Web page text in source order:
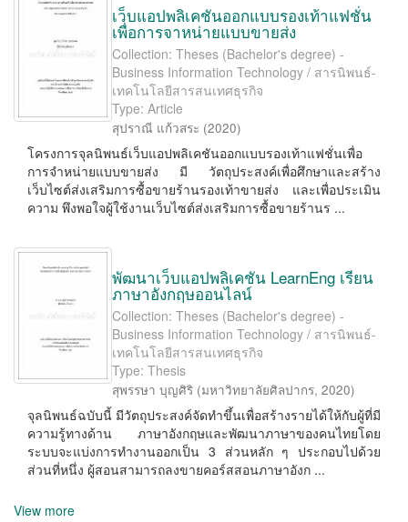
เว็บแอปพลิเคชันออกแบบรองเท้าแฟชั่น
เพื่อการจาหน่ายแบบขายส่ง
Collection: Theses (Bachelor's degree) -
Business Information Technology / สารนิพนธ์-
เทคโนโลยีสารสนเทศธุรกิจ
Type: Article
สุปราณี แก้วสระ (2020)
โครงการจุลนิพนธ์เว็บแอปพลิเคชันออกแบบรองเท้าแฟชั่นเพื่อ
การจําหน่ายแบบขายส่ง มี วัตถุประสงค์เพื่อศึกษาและสร้าง
เว็บไซต์ส่งเสริมการซื้อขายร้านรองเท้าขายส่ง และเพื่อประเมิน
ความ พึงพอใจผู้ใช้งานเว็บไซต์ส่งเสริมการซื้อขายร้านร ...
พัฒนาเว็บแอปพลิเคชัน LearnEng เรียน
ภาษาอังกฤษออนไลน์
Collection: Theses (Bachelor's degree) -
Business Information Technology / สารนิพนธ์-
เทคโนโลยีสารสนเทศธุรกิจ
Type: Thesis
สุพรรษา บุญศิริ (มหาวิทยาลัยศิลปากร, 2020)
จุลนิพนธ์ฉบับนี้ มีวัตถุประสงค์จัดทําขึ้นเพื่อสร้างรายได้ให้กับผู้ที่มี
ความรู้ทางด้าน ภาษาอังกฤษและพัฒนาภาษาของคนไทยโดย
ระบบจะแบ่งการทํางานออกเป็น 3 ส่วนหลัก ๆ ประกอบไปด้วย
ส่วนที่หนึ่ง ผู้สอนสามารถลงขายคอร์สสอนภาษาอังก ...
View more